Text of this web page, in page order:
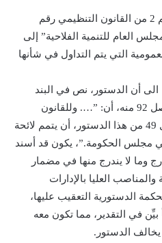
– تعديل البند (ج) من الملحق رقم 2 من القانون التنظيمي رقم
العام للتنمية الفلاحية” إلى
التي يتم التداول في شأنها
أن الدستور، نص في البند
الأخير من الفقرة الأولى من الفصل 92 منه، أن: ”…. وللقانون
التنظيمي المشار إليه في الفصل 49 من هذا الدستور، أن يتمم لائحة
في مجلس الحكومة.”، يكون قد أسند
وما لا يندرج منها في مضمار
العليا بالإدارات
الدستورية التعقيب عليها،
في التقدير، مما تكون معه
يخالف الدستور.